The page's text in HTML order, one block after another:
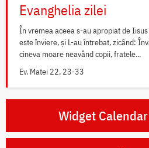
Evanghelia zilei
În vremea aceea s-au apropiat de
este înviere, și L-au întrebat, zicând:
cineva moare neavând copii, fratele...
Ev. Matei 22, 23-33
Widget